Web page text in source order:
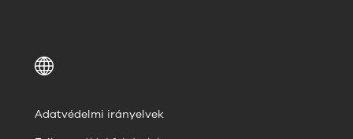
Adatvédelmi irányelvek